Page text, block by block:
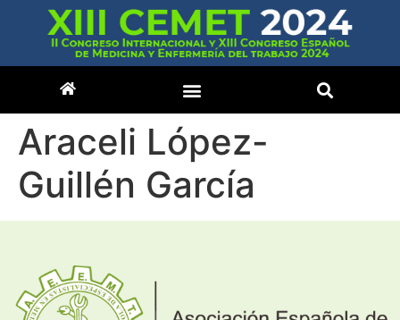
Araceli López-
Guillén García